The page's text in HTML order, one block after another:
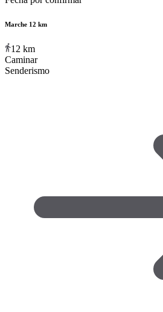
Marche 12 km
12 km
Caminar
Senderismo